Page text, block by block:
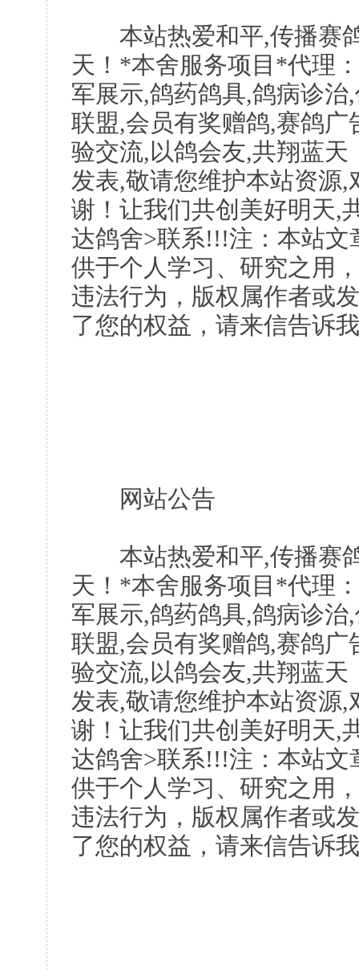
本站热爱和平,传播赛鸽
天！*本舍服务项目*代理
军展示,鸽药鸽具,鸽病诊
联盟,会员有奖赠鸽,赛鸽
验交流,以鸽会友,共翔蓝
发表,敬请您维护本站资源
谢！让我们共创美好明天,
达鸽舍>联系!!!注：本站文
供于个人学习、研究之用
违法行为，版权属作者或
了您的权益，请来信告诉
网站公告
本站热爱和平,传播赛鸽
天！*本舍服务项目*代理
军展示,鸽药鸽具,鸽病诊
联盟,会员有奖赠鸽,赛鸽
验交流,以鸽会友,共翔蓝
发表,敬请您维护本站资源
谢！让我们共创美好明天,
达鸽舍>联系!!!注：本站文
供于个人学习、研究之用
违法行为，版权属作者或
了您的权益，请来信告诉